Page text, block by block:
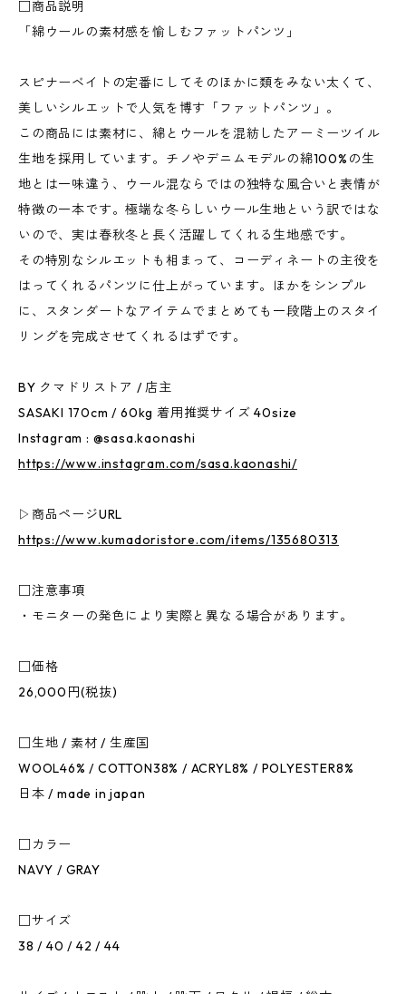
□商品説明
「綿ウールの素材感を愉しむファットパンツ」
スピナーベイトの定番にしてそのほかに類をみない太くて、
美しいシルエットで人気を博す「ファットパンツ」。
この商品には素材に、綿とウールを混紡したアーミーツイル
生地を採用しています。チノやデニムモデルの綿100%の生
地とは一味違う、ウール混ならではの独特な風合いと表情が
特徴の一本です。極端な冬らしいウール生地という訳ではな
いので、実は春秋冬と長く活躍してくれる生地感です。
その特別なシルエットも相まって、コーディネートの主役を
はってくれるパンツに仕上がっています。ほかをシンプル
に、スタンダートなアイテムでまとめても一段階上のスタイ
リングを完成させてくれるはずです。
BY クマドリストア / 店主
SASAKI 170cm / 60kg 着用推奨サイズ 40size
Instagram : @sasa.kaonashi
https://www.instagram.com/sasa.kaonashi/
▷商品ページURL
https://www.kumadoristore.com/items/135680313
□注意事項
・モニターの発色により実際と異なる場合があります。
□価格
26,000円(税抜)
□生地 / 素材 / 生産国
WOOL46% / COTTON38% / ACRYL8% / POLYESTER8%
日本 / made in japan
□カラー
NAVY / GRAY
□サイズ
38 / 40 / 42 / 44